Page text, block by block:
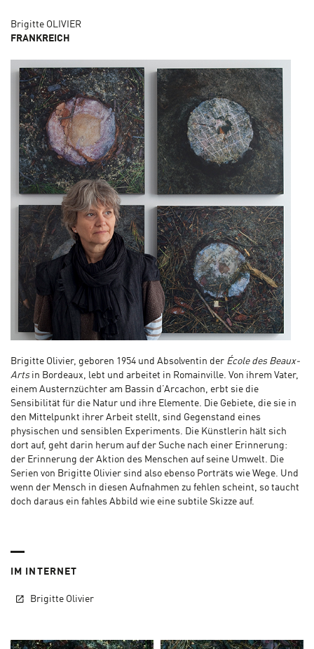
Brigitte OLIVIER
FRANKREICH
Brigitte Olivier, geboren 1954 und Absolventin der École des Beaux-
Artsin Bordeaux, lebt und arbeitet in Romainville. Von ihrem Vater,
einem Austernzüchter am Bassin d’Arcachon, erbt sie die
Sensibilität für die Natur und ihre Elemente. Die Gebiete, die sie in
den Mittelpunkt ihrer Arbeit stellt, sind Gegenstand eines
physischen und sensiblen Experiments. Die Künstlerin hält sich
dort auf, geht darin herum auf der Suche nach einer Erinnerung:
der Erinnerung der Aktion des Menschen auf seine Umwelt. Die
Serien von Brigitte Olivier sind also ebenso Porträts wie Wege. Und
wenn der Mensch in diesen Aufnahmen zu fehlen scheint, so taucht
doch daraus ein fahles Abbild wie eine subtile Skizze auf.
IM INTERNET
Brigitte Olivier